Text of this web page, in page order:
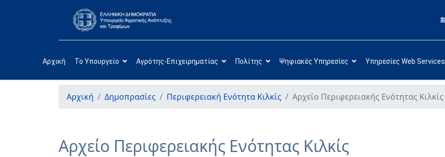
Αρχική Το Υπουργείο Αγρότης-Επιχειρηματίας Πολίτης Ψηφιακές Υπηρεσίες Υπηρεσίες Web Services
Αρχική Δημοπρασίες Περιφερειακή Ενότητα Κιλκίς Αρχείο Περιφερειακής Ενότητας Κιλκίς
Αρχείο Περιφερειακής Ενότητας Κιλκίς